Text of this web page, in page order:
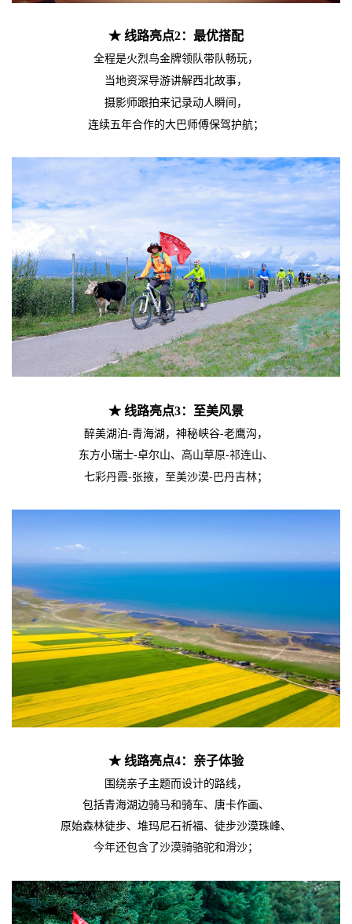
★ 线路亮点2：最优搭配
全程是火烈鸟金牌领队带队畅玩，
当地资深导游讲解西北故事，
摄影师跟拍来记录动人瞬间，
连续五年合作的大巴师傅保驾护航；
★ 线路亮点3：至美风景
醉美湖泊-青海湖，神秘峡谷-老鹰沟，
东方小瑞士-卓尔山、 高山草原-祁连山、
七彩丹霞-张掖，至美沙漠-巴丹吉林；
★ 线路亮点4：亲子体验
围绕亲子主题而设计的路线，
包括青海湖边骑马和骑车、唐卡作画、
原始森林徒步、堆玛尼石祈福、徒步沙漠珠峰、
今年还包含了沙漠骑骆驼和滑沙；